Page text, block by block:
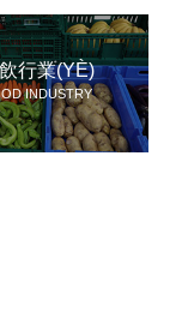
行業(YÈ)
INDUSTRY